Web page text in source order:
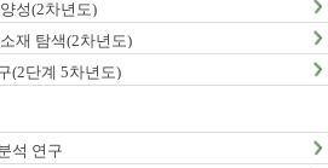
성(2차년도)
재 탐색(2차년도)
(2단계 5차년도)
석 연구